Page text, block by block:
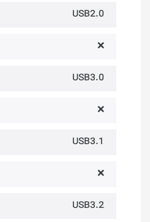
USB2.0
❌
USB3.0
❌
USB3.1
❌
USB3.2